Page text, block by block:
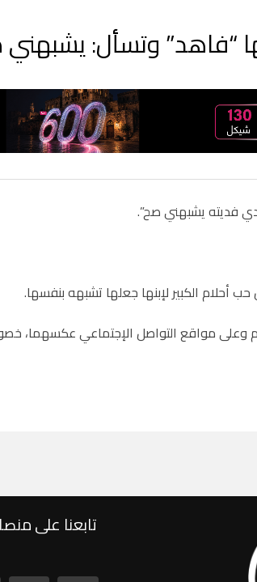
“فاهد” وتسأل:
فديته يشبهني صح”.
أحلام الكبير لإبنها جعلها تشبهه بنفسها.
وعلى مواقع التواصل الإجتماعي عكسهما،
تابعنا على